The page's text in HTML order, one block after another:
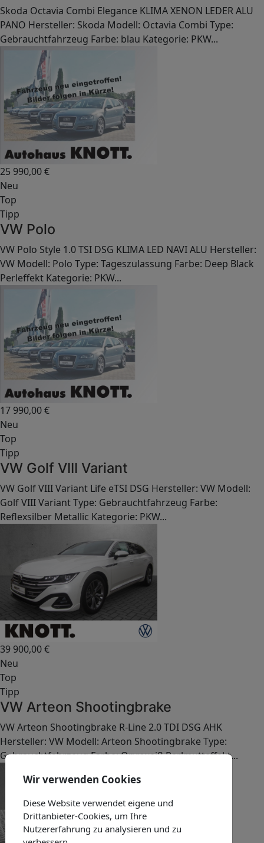
Skoda Octavia Combi Elegance KLIMA XENON LEDER ALU
PANO Hersteller: Skoda Modell: Octavia Combi Type:
Gebrauchtfahrzeug Farbe: blau Kategorie: PKW...
25 990,00€
Neu
Top
Tipp
VW Polo
VW Polo Style 1.0 TSI DSG KLIMA LED NAVI ALU Hersteller:
VW Modell: Polo Type: Tageszulassung Farbe: Deep Black
Perleffekt Kategorie: PKW...
17 990,00€
Neu
Top
Tipp
VW Golf VIII Variant
VW Golf VIII Variant Life eTSI DSG Hersteller: VW Modell:
Golf VIII Variant Type: Gebrauchtfahrzeug Farbe:
Reflexsilber Metallic Kategorie: PKW...
39 900,00€
Neu
Top
Tipp
VW Arteon Shootingbrake
VW Arteon Shootingbrake R-Line 2.0 TDI DSG AHK
Hersteller: VW Modell: Arteon Shootingbrake Type:
Gebrauchtfahrzeug Farbe: Oryxweiß Perlmutteffekt...
Wir verwenden Cookies
Diese Website verwendet eigene und
Drittanbieter-Cookies, um Ihre
Nutzererfahrung zu analysieren und zu